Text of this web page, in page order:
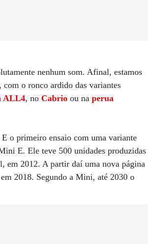
nenhum som. Afinal, estamos
o ronco ardido das variantes
ALL4, no Cabrio ou na perua
o primeiro ensaio com uma variante
E. Ele teve 500 unidades produzidas
em 2012. A partir daí uma nova página
2018. Segundo a Mini, até 2030 o